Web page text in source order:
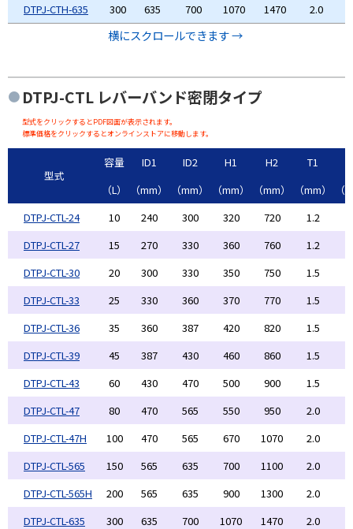
DTPJ-CTH-635
300 635 700 1070 1470 2.0
横にスクロールできます →
DTPJ-CTL レバーバンド密閉タイプ
型式をクリックするとPDF図面が表示されます。
標準価格をクリックするとオンラインストアに移動します。
型式
容量 ID1 ID2 H1 H2 T1
（L）
（mm） （mm） （mm） （mm） （mm）
（
DTPJ-CTL-24
10 240 300 320 720 1.2
DTPJ-CTL-27
15 270 330 360 760 1.2
DTPJ-CTL-30
20 300 330 350 750 1.5
DTPJ-CTL-33
25 330 360 370 770 1.5
DTPJ-CTL-36
35 360 387 420 820 1.5
DTPJ-CTL-39
45 387 430 460 860 1.5
DTPJ-CTL-43
60 430 470 500 900 1.5
DTPJ-CTL-47
80 470 565 550 950 2.0
DTPJ-CTL-47H
100 470 565 670 1070 2.0
DTPJ-CTL-565
150 565 635 700 1100 2.0
DTPJ-CTL-565H
200 565 635 900 1300 2.0
DTPJ-CTL-635
300 635 700 1070 1470 2.0